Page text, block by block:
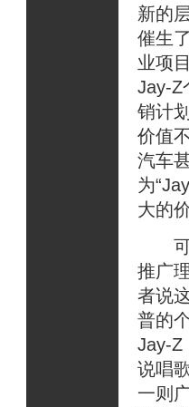
新的
催生
业项
Jay-Z
销计
价值
汽车
为
大的
可
推广
者说
普的
Jay-Z
说唱
一则